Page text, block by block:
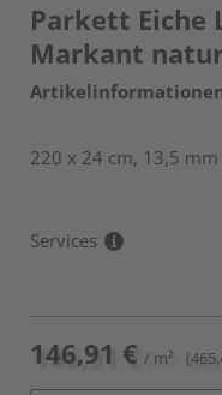
Parkett Eiche
Markant
220 x 24 cm, 13,5
Services
146,91 € / m²